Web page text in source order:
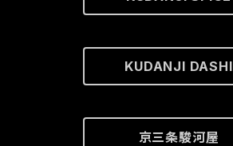
KUDANJI DASHI
京三条駿河屋